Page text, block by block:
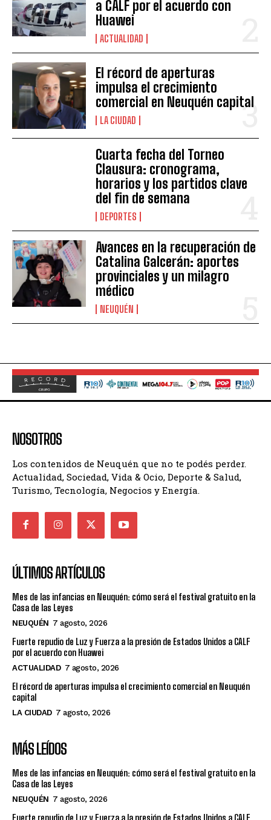
a CALF por el acuerdo con
Huawei
ACTUALIDAD
El récord de aperturas
impulsa el crecimiento
comercial en Neuquén capital
LA CIUDAD
Cuarta fecha del Torneo
Clausura: cronograma,
horarios y los partidos clave
del fin de semana
DEPORTES
Avances en la recuperación de
Catalina Galcerán: aportes
provinciales y un milagro
médico
NEUQUÉN
NOSOTROS
Los contenidos de Neuquén que no te podés perder.
Actualidad, Sociedad, Vida & Ocio, Deporte & Salud,
Turismo, Tecnología, Negocios y Energía.
ÚLTIMOS ARTÍCULOS
Mes de las infancias en Neuquén: cómo será el festival gratuito en la
Casa de las Leyes
NEUQUÉN 7 agosto, 2026
Fuerte repudio de Luz y Fuerza a la presión de Estados Unidos a CALF
por el acuerdo con Huawei
ACTUALIDAD 7 agosto, 2026
El récord de aperturas impulsa el crecimiento comercial en Neuquén
capital
LA CIUDAD 7 agosto, 2026
MÁS LEÍDOS
Mes de las infancias en Neuquén: cómo será el festival gratuito en la
Casa de las Leyes
NEUQUÉN 7 agosto, 2026
Fuerte repudio de Luz y Fuerza a la presión de Estados Unidos a CALF